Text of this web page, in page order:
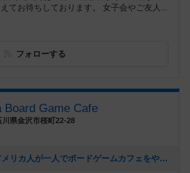
てお待ちしております。 女子会やご友人...
フォローする
Board Game Cafe
川県金沢市桜町22-28
[NEW] 金沢の真ん中で、アメリカ人が一人でボードゲームカフェをやっています（2026年07月30日 20時56分）